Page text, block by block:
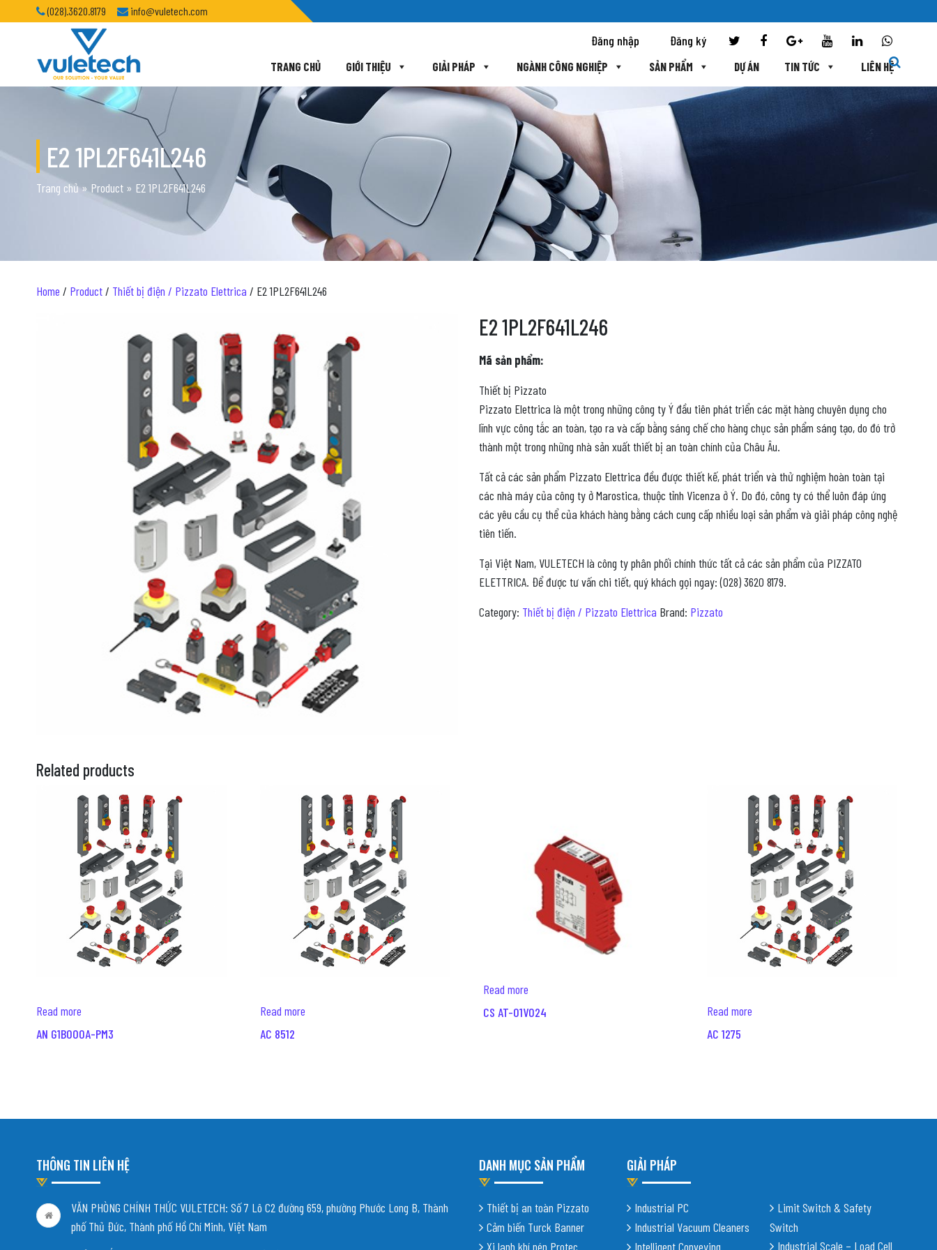
(028).3620.8179 info@vuletech.com
Đăng nhập Đăng ký
TRANG CHỦ GIỚI THIỆU GIẢI PHÁP NGÀNH CÔNG NGHIỆP SẢN PHẨM DỰ ÁN TIN TỨC LIÊN HỆ
E2 1PL2F641L246
Trang chủ» Product » E2 1PL2F641L246
Home / Product/ Thiết bị điện / Pizzato Elettrica / E2 1PL2F641L246
E2 1PL2F641L246
Mã sản phẩm:
Thiết bị Pizzato
Pizzato Elettrica là một trong những công ty Ý đầu tiên phát triển các mặt hàng chuyên dụng cho
lĩnh vực công tắc an toàn, tạo ra và cấp bằng sáng chế cho hàng chục sản phẩm sáng tạo, do đó trở
thành một trong những nhà sản xuất thiết bị an toàn chính của Châu Âu.
Tất cả các sản phẩm Pizzato Elettrica đều được thiết kế, phát triển và thử nghiệm hoàn toàn tại
các nhà máy của công ty ở Marostica, thuộc tỉnh Vicenza ở Ý. Do đó, công ty có thể luôn đáp ứng
các yêu cầu cụ thể của khách hàng bằng cách cung cấp nhiều loại sản phẩm và giải pháp công nghệ
tiên tiến.
Tại Việt Nam, VULETECH là công ty phân phối chính thức tất cả các sản phẩm của PIZZATO
ELETTRICA. Để được tư vấn chi tiết, quý khách gọi ngay: (028) 3620 8179.
Category: Thiết bị điện / Pizzato Elettrica Brand: Pizzato
Related products
Read more
AN G1B000A-PM3
Read more
AC 8512
Read more
CS AT-01V024
Read more
AC 1275
THÔNG TIN LIÊN HỆ
VĂN PHÒNG CHÍNH THỨC VULETECH: Số 7 Lô C2 đường 659, phường Phước Long B, Thành
phố Thủ Đức, Thành phố Hồ Chí Minh, Việt Nam
DANH MỤC SẢN PHẨM
Thiết bị an toàn Pizzato
Cảm biến Turck Banner
Xi lanh khí nén Protec
GIẢI PHÁP
Industrial PC
Industrial Vacuum Cleaners
Intelligent Conveying
Limit Switch & Safety
Switch
Industrial Scale – Load Cell